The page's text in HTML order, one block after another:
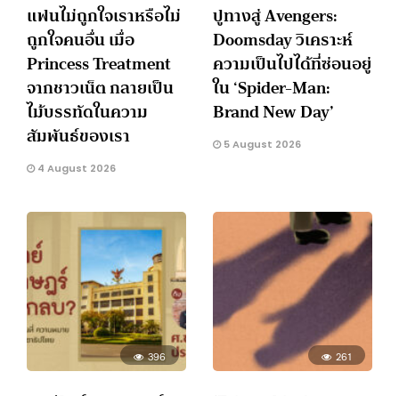
แฟนไม่ถูกใจเราหรือไม่
ถูกใจคนอื่น เมื่อ
Princess Treatment
จากชาวเน็ต กลายเป็น
ไม้บรรทัดในความ
สัมพันธ์ของเรา
4 August 2026
ปูทางสู่ Avengers:
Doomsday วิเคราะห์
ความเป็นไปได้ที่ซ่อนอยู่
ใน ‘Spider-Man:
Brand New Day’
5 August 2026
396 261